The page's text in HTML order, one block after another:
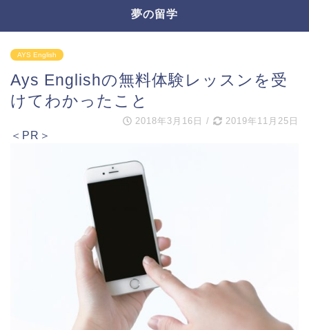
夢の留学
AYS English
Ays Englishの無料体験レッスンを受
けてわかったこと
2018年3月16日 / 2019年11月25日
＜PR＞